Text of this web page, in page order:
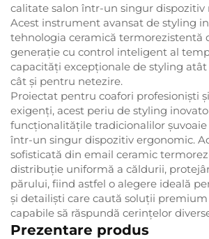
calitate salon într-un singur
Acest instrument avansat de styling
tehnologia ceramică termorezistentă
generație cu control inteligent al
capacități excepționale de styling
cât și pentru netezire.
Proiectat pentru coafori profesioniști
exigenți, acest periu de styling
funcționalitățile tradicionalilor șuvoaie
într-un singur dispozitiv ergonomic.
sofisticată din email ceramic
distribuție uniformă a căldurii,
părului, fiind astfel o alegere ideală
și detailiști care caută soluții premium
capabile să răspundă cerințelor
Prezentare produs